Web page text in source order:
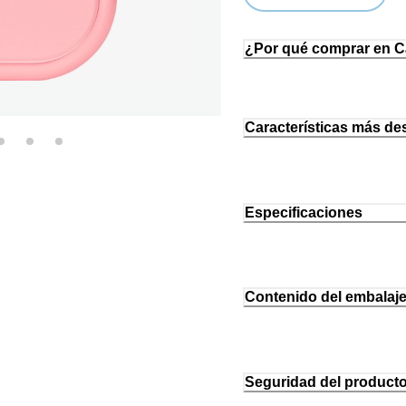
¿Por qué comprar en
Características más
Especificaciones
Contenido del embalaje
Seguridad del